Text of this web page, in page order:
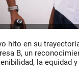
hito en su
B, un
la equidad